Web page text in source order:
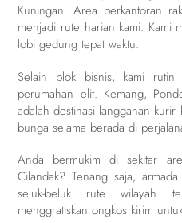
Kuningan. Area perkantoran
menjadi rute harian kami. Kami
lobi gedung tepat waktu.
Selain blok bisnis, kami
perumahan elit. Kemang,
adalah destinasi langganan
bunga selama berada di
Anda bermukim di sekitar
Cilandak? Tenang saja,
seluk-beluk rute wilayah
menggratiskan ongkos kirim